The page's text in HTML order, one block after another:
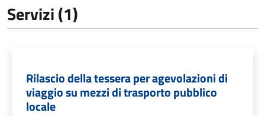
Servizi (1)
Rilascio della tessera per agevolazioni di
viaggio su mezzi di trasporto pubblico
locale